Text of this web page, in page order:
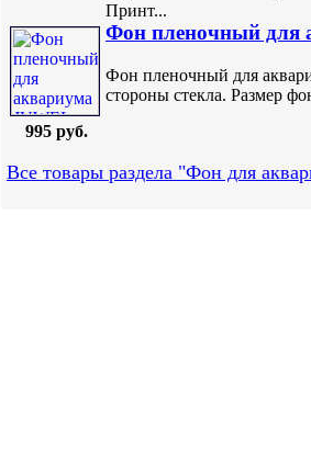
Принт...
995 руб.
Фон пленочный для
Фон пленочный для
стороны стекла. Размер
Все товары раздела "Фон для